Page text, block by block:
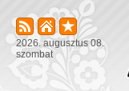
2026. augusztus 08.
szombat